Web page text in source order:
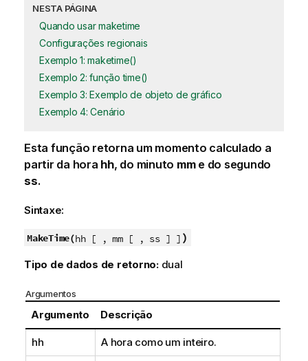
NESTA PÁGINA
Quando usar maketime
Configurações regionais
Exemplo 1: maketime()
Exemplo 2: função time()
Exemplo 3: Exemplo de objeto de gráfico
Exemplo 4: Cenário
Esta função retorna um momento calculado a
partir da hora hh, do minuto mme do segundo
ss.
Sintaxe:
MakeTime(hh [ , mm [ , ss ] ] )
Tipo de dados de retorno: dual
Argumentos
Argumento Descrição
hh A hora como um inteiro.